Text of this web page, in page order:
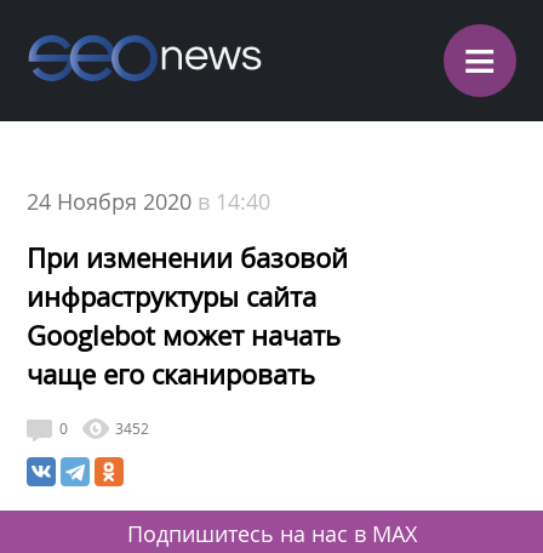
≡
24 Ноября 2020 в 14:40
При изменении базовой
инфраструктуры сайта
Googlebot может начать
чаще его сканировать
0 3452
Подпишитесь на нас в MAX